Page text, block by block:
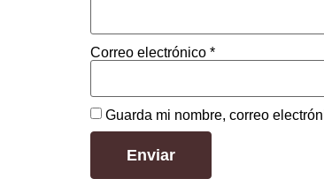
Correo electrónico *
Guarda mi nombre, correo